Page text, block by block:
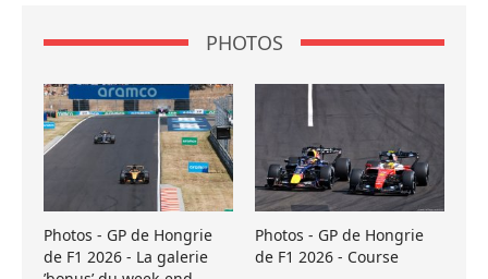
PHOTOS
Photos - GP de Hongrie
de F1 2026 - La galerie
Photos - GP de Hongrie
de F1 2026 - Course